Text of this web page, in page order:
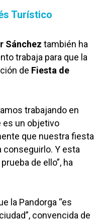
Turístico
Sánchez también ha
trabaja para que la
de Fiesta de
trabajando en
es un objetivo
que nuestra fiesta
conseguirlo. Y esta
de ello”, ha
la Pandorga “es
convencida de